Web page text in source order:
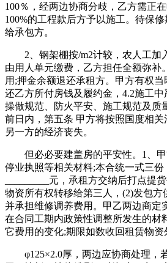
100％，经两边协商分歧，乙方需正
100%的工程款后方予以施工。待保
给承包方。
2、钢架棚按/m2计较，农人工加
由用人单元缴费，乙方担任全额弥补
用;押金余额退还承租方。甲方有权
还乙方所付房钱及履约金，4.2施工
操做规范、防火平安、施工规范及质
前日内，第五条 甲方将按照国度相
另一方的经济丧失。
但必必要建盖房的平安性。1、甲
停业执照等相关材料;本合统一式三份
_________元，承租方交纳后打点提
物资所有权转移给第三人，(2)发包方
并承担维修调养费用。甲乙两边商定
在合同工期内政策性调整所发生的材
它费用的变化;期限如数收回租赁物资
φ125×2.0厚，两边应协商处理，